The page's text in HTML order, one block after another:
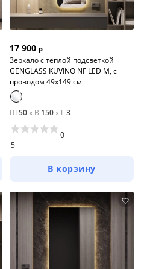
17 900 р
Зеркало с тёплой подсветкой
GENGLASS KUVINO NF LED M, с
проводом 49х149 см
Ш 50x В 150x Г3
5
0
В корзину